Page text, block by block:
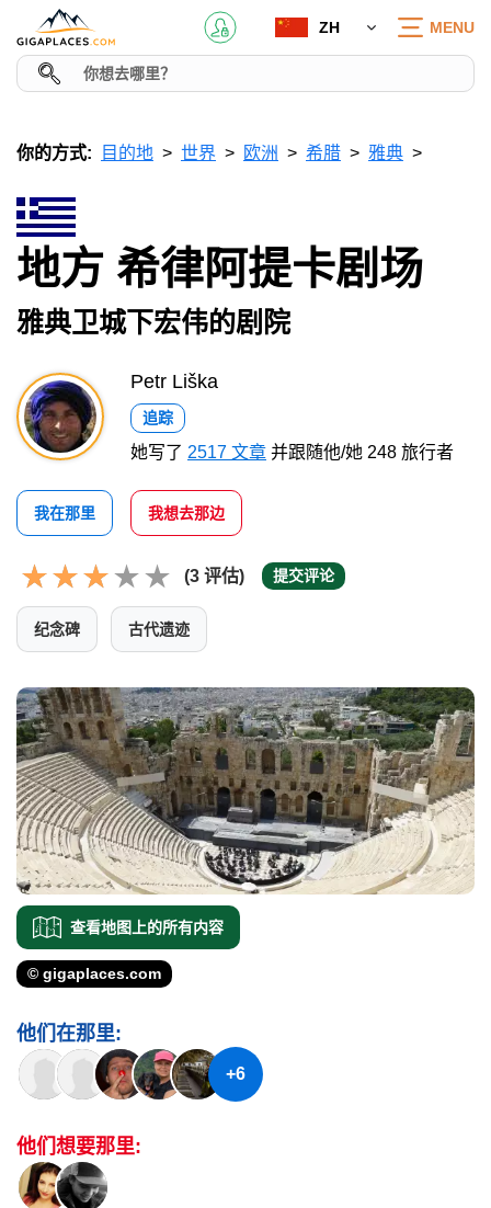
ZH MENU
你的方式: 目的地 世界 欧洲 希腊 雅典
地方 希律阿提卡剧场
雅典卫城下宏伟的剧院
Petr Liška
追踪
她写了 2517 文章 并跟随他/她 248 旅行者
我在那里 我想去那边
(3 评估) 提交评论
纪念碑 古代遗迹
查看地图上的所有内容
© gigaplaces.com
他们在那里:
+6
他们想要那里: